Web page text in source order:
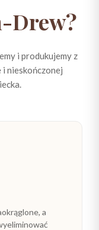
Drew?
i produkujemy z
i nieskończonej
a